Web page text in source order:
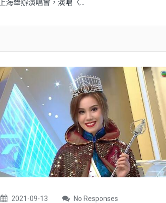
舉辦演唱會，演唱〈...
2021-09-13 No Responses